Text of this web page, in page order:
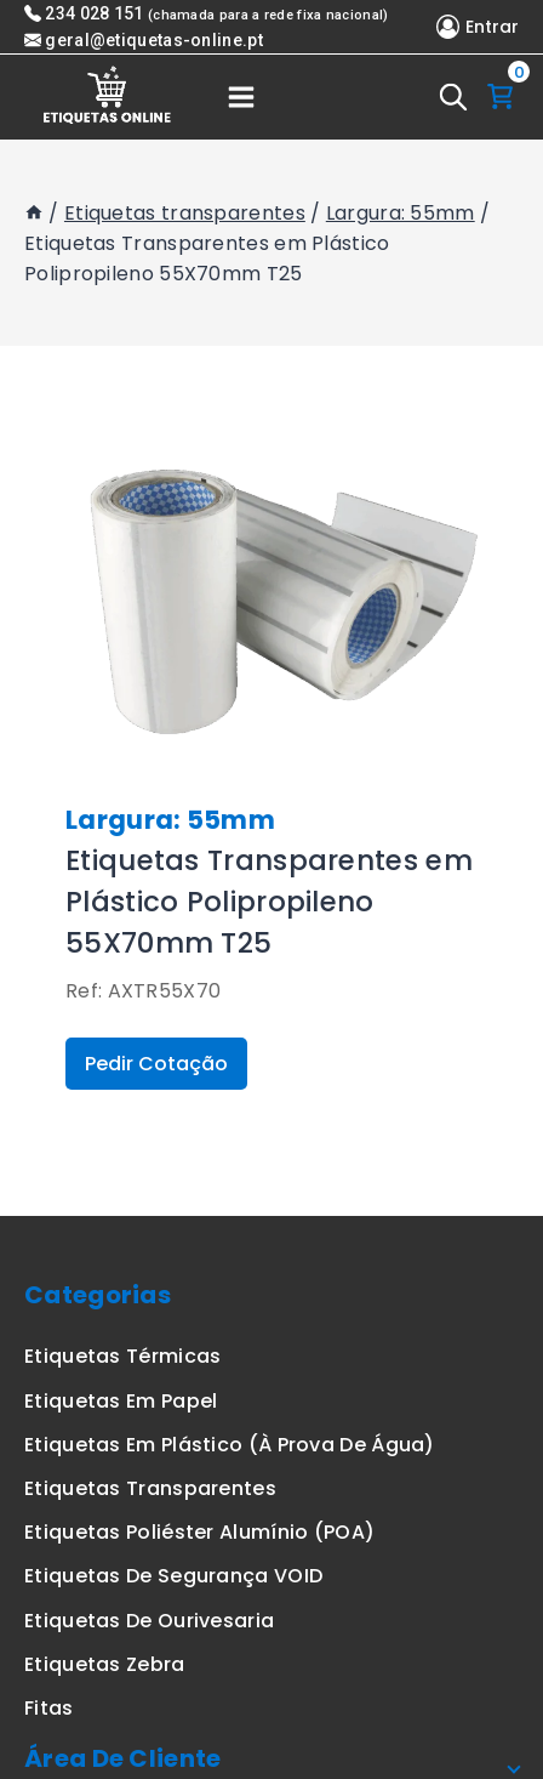
Skip 234 028 151 (chamada para a rede fixa nacional)
geral@etiquetas-online.pt
Entrar
0
/ Etiquetas transparentes / Largura: 55mm /
Etiquetas Transparentes em Plástico
Polipropileno 55X70mm T25
Largura: 55mm
Etiquetas Transparentes em
Plástico Polipropileno
55X70mm T25
Ref: AXTR55X70
Pedir Cotação
Categorias
Etiquetas Térmicas
Etiquetas Em Papel
Etiquetas Em Plástico (à Prova De Água)
Etiquetas Transparentes
Etiquetas Poliéster Alumínio (POA)
Etiquetas De Segurança VOID
Etiquetas De Ourivesaria
Etiquetas Zebra
Fitas
Área De Cliente